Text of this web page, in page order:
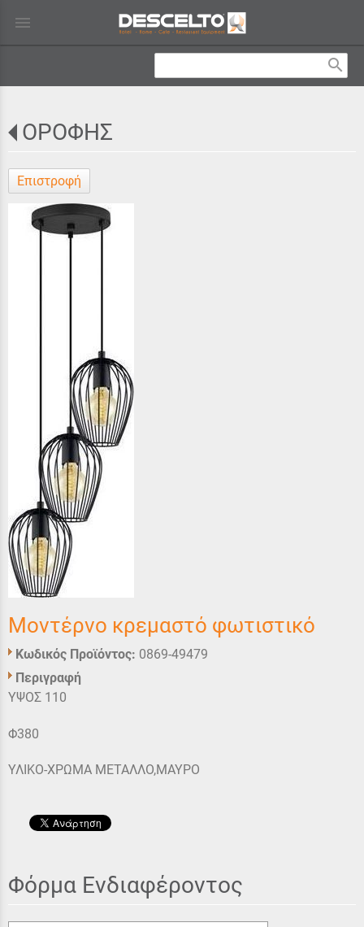
menu
search
ΟΡΟΦΗΣ
Επιστροφή
Μοντέρνο κρεμαστό φωτιστικό
Κωδικός Προϊόντος: 0869-49479
Περιγραφή
ΥΨΟΣ 110
Φ380
ΥΛΙΚΟ-ΧΡΩΜΑ ΜΕΤΑΛΛΟ,ΜΑΥΡΟ
Φόρμα Ενδιαφέροντος